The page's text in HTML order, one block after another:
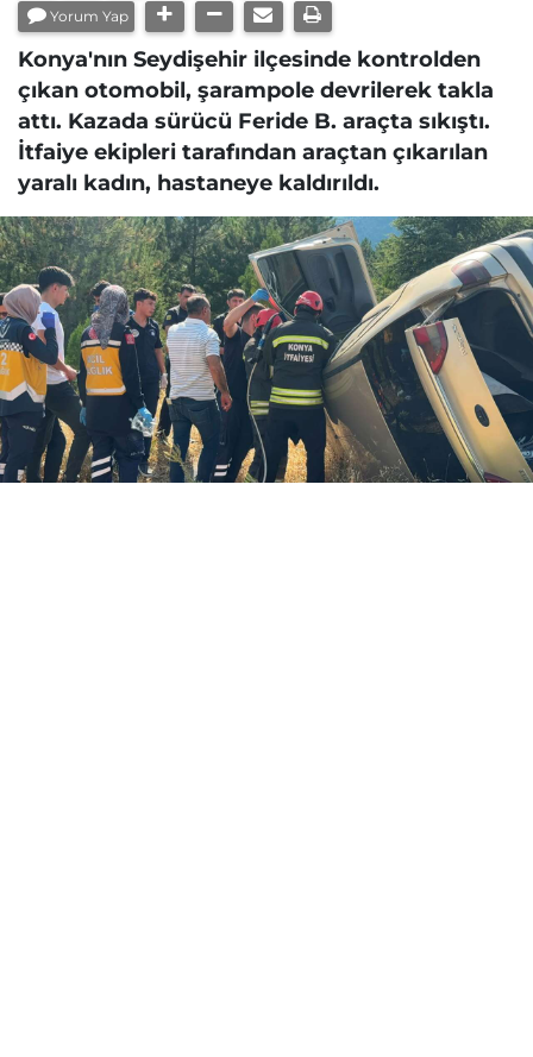
Yorum Yap
Konya'nın Seydişehir ilçesinde kontrolden
çıkan otomobil, şarampole devrilerek takla
attı. Kazada sürücü Feride B. araçta sıkıştı.
İtfaiye ekipleri tarafından araçtan çıkarılan
yaralı kadın, hastaneye kaldırıldı.